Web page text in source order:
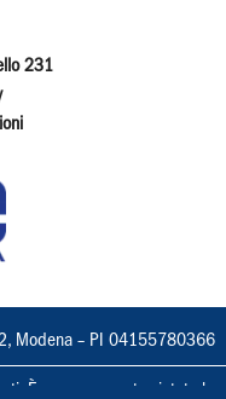
231
Modena – PI 04155780366
È espressamente vietata la